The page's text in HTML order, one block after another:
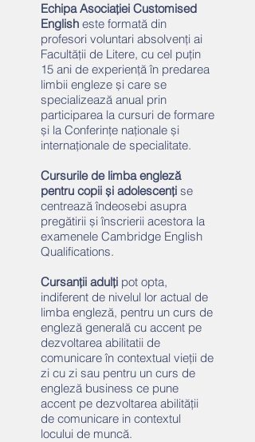
Echipa Asociației Customised
English este formată din
profesori voluntari absolvenți ai
Facultății de Litere, cu cel puțin
15 ani de experiență în predarea
limbii engleze și care se
specializează anual prin
participarea la cursuri de formare
și la Conferințe naționale și
internaționale de specialitate.
Cursurile de limba engleză
pentru copii și adolescenți se
centrează îndeosebi asupra
pregătirii și înscrierii acestora la
examenele Cambridge English
Qualifications.
Cursanții adulți pot opta,
indiferent de nivelul lor actual de
limba engleză, pentru un curs de
engleză generală cu accent pe
dezvoltarea abilitatii de
comunicare în contextual vieții de
zi cu zi sau pentru un curs de
engleză business ce pune
accent pe dezvoltarea abilității
de comunicare in contextul
locului de muncă.